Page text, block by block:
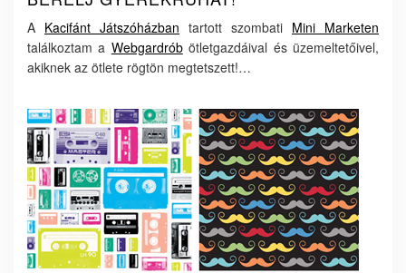
A Kacifánt Játszóházban tartott szombati Mini Marketen
találkoztam a Webgardróbötletgazdáival és üzemeltetőivel,
akiknek az ötlete rögtön megtetszett!…